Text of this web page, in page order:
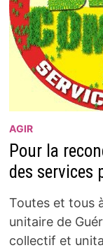
AGIR
Pour la
des services
Toutes et tous
unitaire de
collectif et